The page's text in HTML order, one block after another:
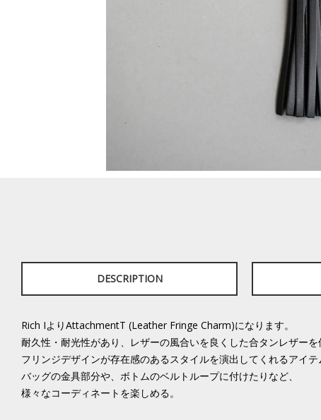
DESCRIPTION
Rich IよりAttachmentT (Leather Fringe Charm)になります。
耐久性・耐光性があり、レザーの風合いを良くした合タンレザーを
フリンジデザインが存在感のあるスタイルを演出してくれるアイテ
バッグの金具部分や、ボトムのベルトループに付けたりなど、
様々なコーディネートを楽しめる。